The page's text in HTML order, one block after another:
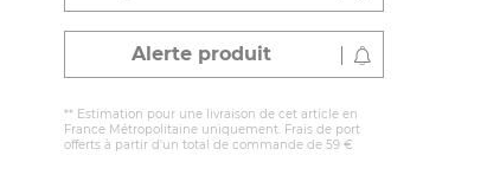
Alerte produit
** Estimation pour une livraison de cet article en
France Métropolitaine uniquement. Frais de port
offerts à partir d'un total de commande de 59 €